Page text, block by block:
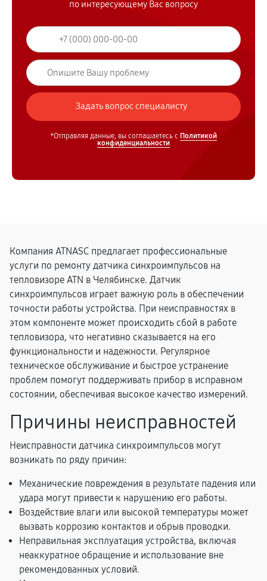
по интересующему Вас вопросу
*Отправляя данные, вы соглашаетесь с Политикой
конфиденциальности
Компания ATNASC предлагает профессиональные
услуги по ремонту датчика синхроимпульсов на
тепловизоре ATN в Челябинске. Датчик
синхроимпульсов играет важную роль в обеспечении
точности работы устройства. При неисправностях в
этом компоненте может происходить сбой в работе
тепловизора, что негативно сказывается на его
функциональности и надежности. Регулярное
техническое обслуживание и быстрое устранение
проблем помогут поддерживать прибор в исправном
состоянии, обеспечивая высокое качество измерений.
Причины неисправностей
Неисправности датчика синхроимпульсов могут
возникать по ряду причин:
Механические повреждения в результате падения или
удара могут привести к нарушению его работы.
Воздействие влаги или высокой температуры может
вызвать коррозию контактов и обрыв проводки.
Неправильная эксплуатация устройства, включая
неаккуратное обращение и использование вне
рекомендованных условий.